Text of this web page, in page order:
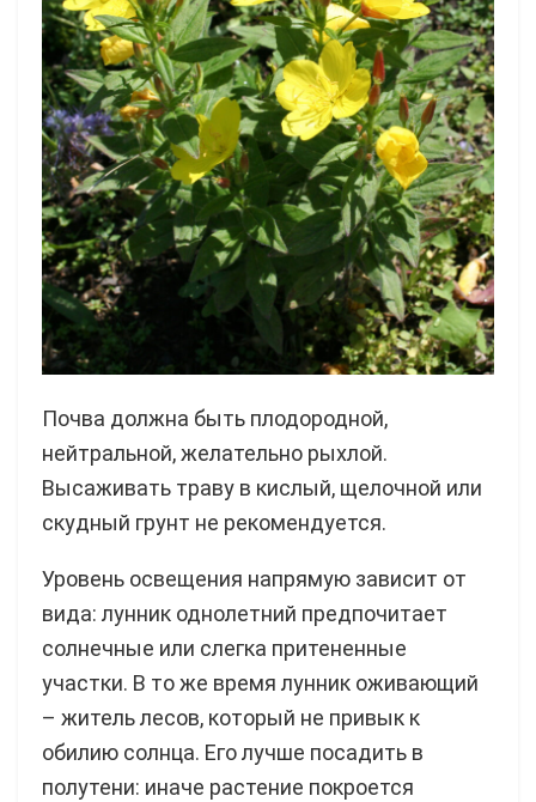
Почва должна быть плодородной,
нейтральной, желательно рыхлой.
Высаживать траву в кислый, щелочной или
скудный грунт не рекомендуется.
Уровень освещения напрямую зависит от
вида: лунник однолетний предпочитает
солнечные или слегка притененные
участки. В то же время лунник оживающий
– житель лесов, который не привык к
обилию солнца. Его лучше посадить в
полутени: иначе растение покроется